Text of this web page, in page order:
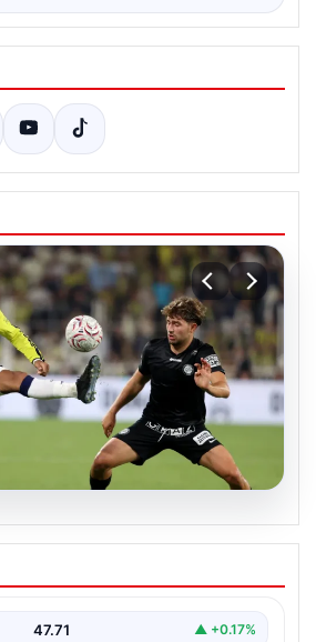
Greenwood’dan
haftaya daha
47.71 ▲ +0.17%